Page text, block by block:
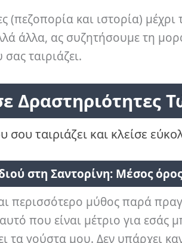
(πεζοπορία και ιστορία)
άλλα, ας συζητήσουμε τη
ταιριάζει.
Δραστηριότητες
σου ταιριάζει και κλείσε
στη Σαντορίνη: Μέσος
περισσότερο μύθος παρά
που είναι μέτριο για εσάς
τα γούστα μου. Δεν υπάρχει